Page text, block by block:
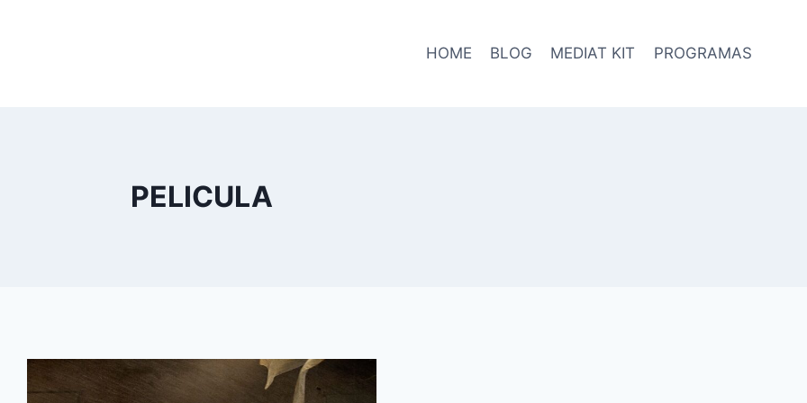
HOME BLOG MEDIAT KIT PROGRAMAS
PELICULA